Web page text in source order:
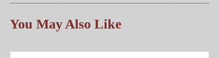
導
覽
You May Also Like